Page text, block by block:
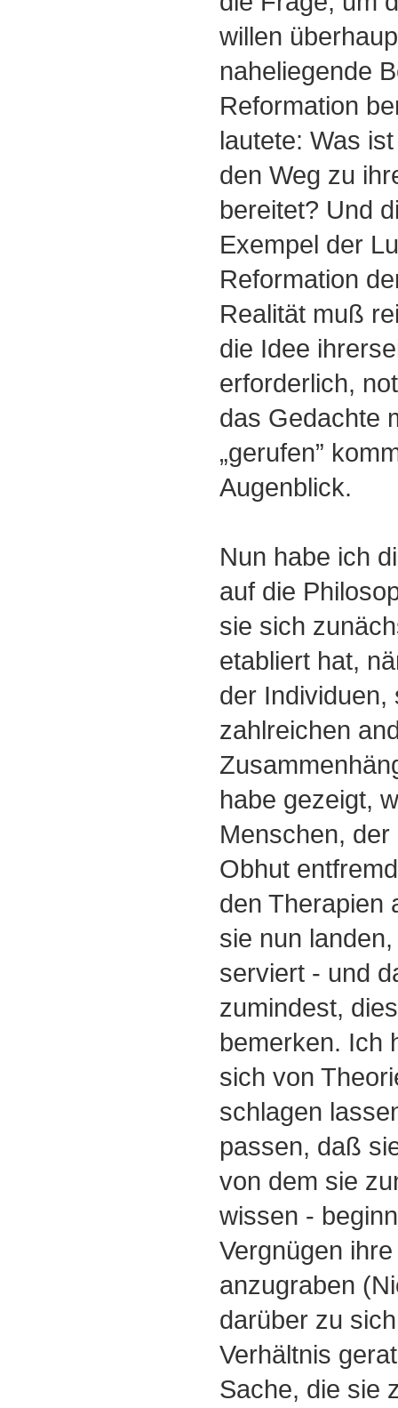
willen
naheliegende
Reformation
lautete: Was
den Weg zu
bereitet? Und
Exempel der
Reformation
Realität muß
die Idee
erforderlich,
das Gedachte
„gerufen”
Augenblick.
Nun habe ich
auf die
sie sich
etabliert hat,
der Individuen,
zahlreichen
habe gezeigt,
Menschen,
Obhut
den Therapien
sie nun
serviert - und
zumindest,
bemerken. Ich
sich von
schlagen
passen, daß
von dem sie
wissen -
Vergnügen
anzugraben
darüber zu
Verhältnis
Sache, die sie